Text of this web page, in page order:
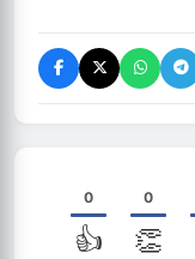
0
👍
0
👏